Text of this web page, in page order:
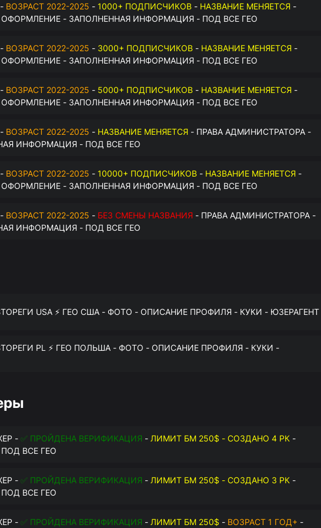
ВОЗРАСТ 2022-2025 - 1000+ ПОДПИСЧИКОВ - НАЗВАНИЕ МЕНЯЕТСЯ -
- ЗАПОЛНЕННАЯ ИНФОРМАЦИЯ - ПОД ВСЕ ГЕО
ВОЗРАСТ 2022-2025 - 3000+ ПОДПИСЧИКОВ - НАЗВАНИЕ МЕНЯЕТСЯ -
- ЗАПОЛНЕННАЯ ИНФОРМАЦИЯ - ПОД ВСЕ ГЕО
ВОЗРАСТ 2022-2025 - 5000+ ПОДПИСЧИКОВ - НАЗВАНИЕ МЕНЯЕТСЯ -
- ЗАПОЛНЕННАЯ ИНФОРМАЦИЯ - ПОД ВСЕ ГЕО
ВОЗРАСТ 2022-2025 - НАЗВАНИЕ МЕНЯЕТСЯ - ПРАВА АДМИНИСТРАТОРА -
ИНФОРМАЦИЯ - ПОД ВСЕ ГЕО
ВОЗРАСТ 2022-2025 - 10000+ ПОДПИСЧИКОВ - НАЗВАНИЕ МЕНЯЕТСЯ -
- ЗАПОЛНЕННАЯ ИНФОРМАЦИЯ - ПОД ВСЕ ГЕО
ВОЗРАСТ 2022-2025 - БЕЗ СМЕНЫ НАЗВАНИЯ - ПРАВА АДМИНИСТРАТОРА -
ИНФОРМАЦИЯ - ПОД ВСЕ ГЕО
USA ⚡️ ГЕО США - ФОТО - ОПИСАНИЕ ПРОФИЛЯ - КУКИ - ЮЗЕРАГЕНТ
PL ⚡️ ГЕО ПОЛЬША - ФОТО - ОПИСАНИЕ ПРОФИЛЯ - КУКИ -
- ✅ ПРОЙДЕНА ВЕРИФИКАЦИЯ - ЛИМИТ БМ 250$ - СОЗДАНО 4 РК -
ВСЕ ГЕО
- ✅ ПРОЙДЕНА ВЕРИФИКАЦИЯ - ЛИМИТ БМ 250$ - СОЗДАНО 3 РК -
ВСЕ ГЕО
- ✅ ПРОЙДЕНА ВЕРИФИКАЦИЯ - ЛИМИТ БМ 250$ - ВОЗРАСТ 1 ГОД+ -
$